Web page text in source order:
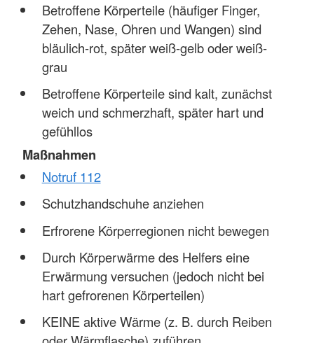
Betroffene Körperteile (häufiger Finger,
Zehen, Nase, Ohren und Wangen) sind
bläulich-rot, später weiß-gelb oder weiß-
grau
Betroffene Körperteile sind kalt, zunächst
weich und schmerzhaft, später hart und
gefühllos
Maßnahmen
Notruf 112
Schutzhandschuhe anziehen
Erfrorene Körperregionen nicht bewegen
Durch Körperwärme des Helfers eine
Erwärmung versuchen (jedoch nicht bei
hart gefrorenen Körperteilen)
KEINE aktive Wärme (z. B. durch Reiben